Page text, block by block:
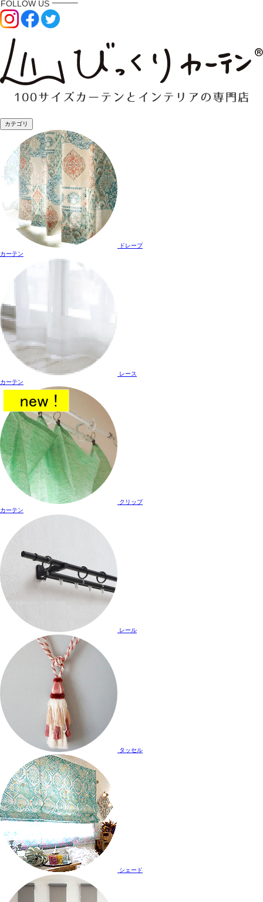
カテゴリ
ドレープ
カーテン
レース
カーテン
クリップ
カーテン
レール
タッセル
シェード